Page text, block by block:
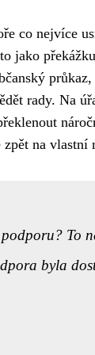
co nejvíce
jako
rady. Na
na
To
byla